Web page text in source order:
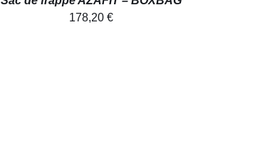
178,20 €